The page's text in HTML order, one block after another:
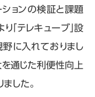
ョンの検証と課題
「テレキューブ」設
に入れておりまし
を通じた利便性向上
した。